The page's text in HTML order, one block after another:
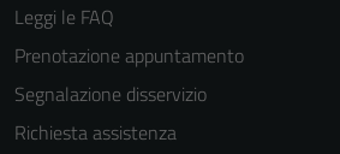
Leggi le FAQ
Prenotazione appuntamento
Segnalazione disservizio
Richiesta assistenza